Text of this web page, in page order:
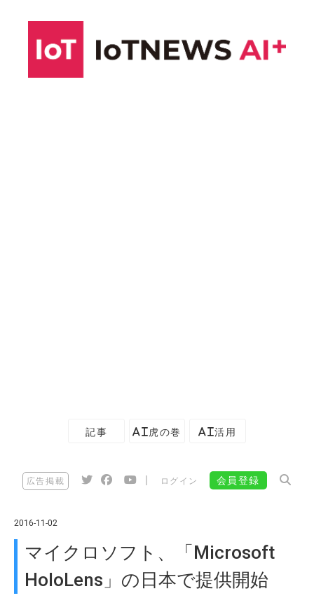
記事 AI虎の巻 AI活用
広告掲載 ログイン 会員登録
2016-11-02
マイクロソフト、「Microsoft
HoloLens」の日本で提供開始